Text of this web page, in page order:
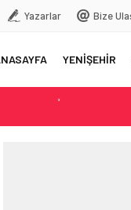
Yazarlar Bize
YENİŞEHİR
üstüne bıraktığı
aksama yaşandı
trafik felç